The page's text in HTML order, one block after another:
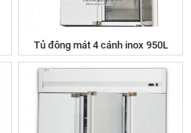
Tủ đông mát 4 cánh inox 950L